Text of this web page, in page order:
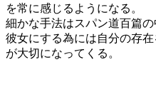
を常に感じるようになる。
細かな手法はスパン道百篇
彼女にする為には自分の存
が大切になってくる。